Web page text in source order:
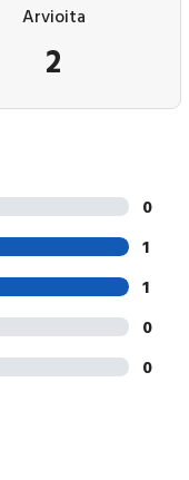
Arvioita
2
0
1
1
0
0